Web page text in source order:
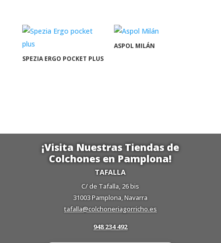
SPEZIA ERGO POCKET PLUS
ASPOL MILÁN
¡Visita Nuestras Tiendas de
Colchones en Pamplona!
TAFALLA
C/ de Tafalla, 26 bis
31003 Pamplona, Navarra
tafalla@colchoneriagorricho.es
948 234 492